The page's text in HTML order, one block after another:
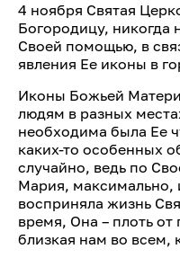
4 ноября Святая
Богородицу, никогда
Своей помощью, в
явления Ее иконы в
Иконы Божьей
людям в разных
необходима была Ее
каких-то особенных
случайно, ведь по
Мария, максимально,
восприняла жизнь
время, Она – плоть от
близкая нам во всем,